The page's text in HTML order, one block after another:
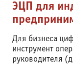
ЭЦП для
Для бизнеса
инструмент
руководителя